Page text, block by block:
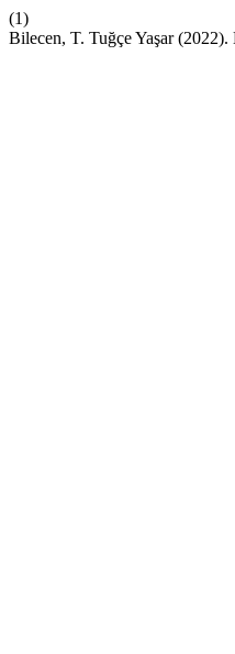
(1)
Bilecen, T. Tuğçe Yaşar (2022).